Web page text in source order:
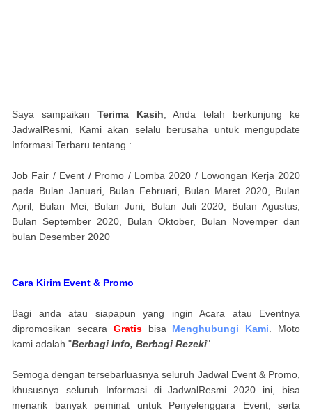
Saya sampaikan Terima Kasih , Anda telah berkunjung ke
JadwalResmi, Kami akan selalu berusaha untuk mengupdate
Informasi Terbaru tentang :
Job Fair / Event / Promo / Lomba 2020 / Lowongan Kerja 2020
pada Bulan Januari, Bulan Februari, Bulan Maret 2020, Bulan
April, Bulan Mei, Bulan Juni, Bulan Juli 2020, Bulan Agustus,
Bulan September 2020, Bulan Oktober, Bulan Novemper dan
bulan Desember 2020
Cara Kirim Event & Promo
Bagi anda atau siapapun yang ingin Acara atau Eventnya
dipromosikan secara Gratisbisa Menghubungi Kami . Moto
kami adalah "Berbagi Info, Berbagi Rezeki".
Semoga dengan tersebarluasnya seluruh Jadwal Event & Promo,
khususnya seluruh Informasi di JadwalResmi 2020 ini, bisa
menarik banyak peminat untuk Penyelenggara Event, serta